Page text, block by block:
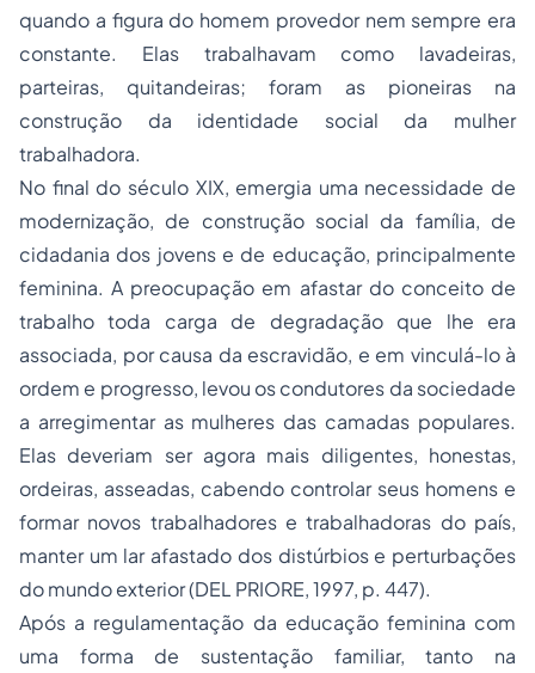
quando a figura do homem provedor nem sempre era
constante. Elas trabalhavam como lavadeiras,
parteiras, quitandeiras; foram as pioneiras na
construção da identidade social da mulher
trabalhadora.
No final do século XIX, emergia uma necessidade de
modernização, de construção social da família, de
cidadania dos jovens e de educação, principalmente
feminina. A preocupação em afastar do conceito de
trabalho toda carga de degradação que lhe era
associada, por causa da escravidão, e em vinculá-lo à
ordem e progresso, levou os condutores da sociedade
a arregimentar as mulheres das camadas populares.
Elas deveriam ser agora mais diligentes, honestas,
ordeiras, asseadas, cabendo controlar seus homens e
formar novos trabalhadores e trabalhadoras do país,
manter um lar afastado dos distúrbios e perturbações
do mundo exterior (DEL PRIORE, 1997, p. 447).
Após a regulamentação da educação feminina com
uma forma de sustentação familiar, tanto na